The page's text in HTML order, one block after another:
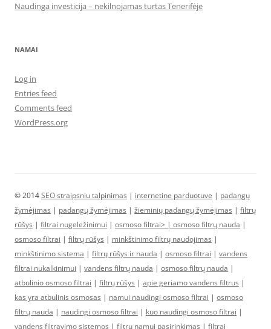
Naudinga investicija – nekilnojamas turtas Tenerifėje
NAMAI
Log in
Entries feed
Comments feed
WordPress.org
© 2014SEO straipsniu talpinimas | internetine parduotuve | padangų
žymėjimas | padangų žymėjimas | žieminių padangų žymėjimas | filtrų
rūšys | filtrai nugeležinimui | osmoso filtrai> | osmoso filtrų nauda |
osmoso filtrai | filtrų rūšys | minkštinimo filtrų naudojimas |
minkštinimo sistema | filtrų rūšys ir nauda | osmoso filtrai | vandens
filtrai nukalkinimui | vandens filtrų nauda | osmoso filtrų nauda |
atbulinio osmoso filtrai | filtrų rūšys | apie geriamo vandens filtrus |
kas yra atbulinis osmosas | namui naudingi osmoso filtrai | osmoso
filtrų nauda | naudingi osmoso filtrai | kuo naudingi osmoso filtrai |
vandens filtravimo sistemos | filtrų namui pasirinkimas | filtrai